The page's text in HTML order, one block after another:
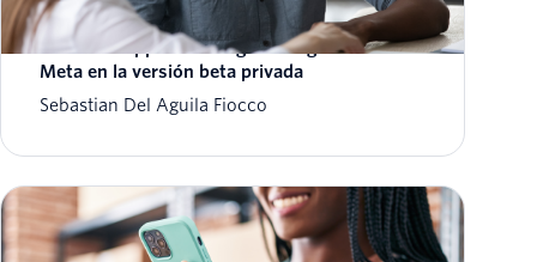
Twilio anuncia su compatibilidad con la API
de WhatsApp Marketing Messages Lite de
Meta en la versión beta privada
Sebastian Del Aguila Fiocco